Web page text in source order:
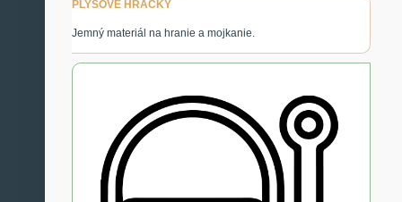
PLYŠOVÉ HRAČKY
Jemný materiál na hranie a mojkanie.